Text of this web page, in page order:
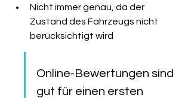
Nicht immer genau, da der
Zustand des Fahrzeugs nicht
berücksichtigt wird
Online-Bewertungen sind
gut für einen ersten